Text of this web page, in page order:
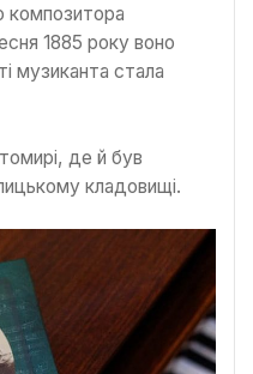
композитора
1885 року воно
музиканта стала
де й був
кладовищі.